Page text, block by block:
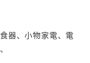
器、小物家電、電